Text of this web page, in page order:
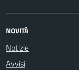
NOVITÀ
Notizie
Avvisi